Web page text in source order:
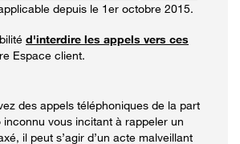
depuis le 1er octobre 2015.
d'interdire les appels vers ces
Espace client.
des appels téléphoniques de la part
inconnu vous incitant à rappeler un
il peut s’agir d’un acte malveillant